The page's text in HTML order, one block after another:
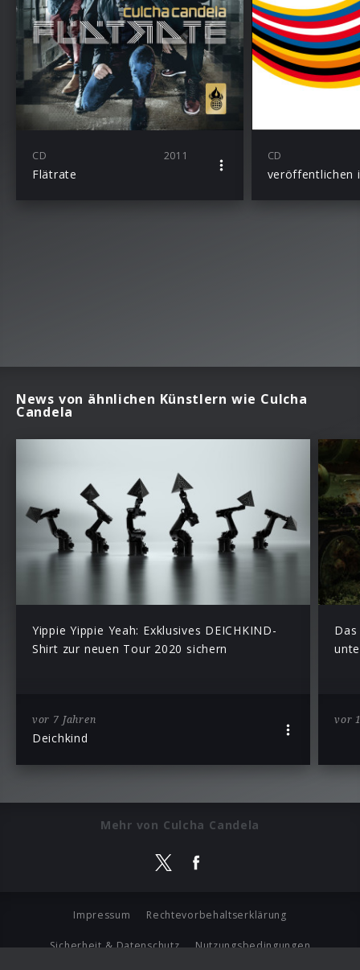
CD 2011
Flätrate
CD
News von ähnlichen Künstlern wie Culcha
Candela
Yippie Yippie Yeah: Exklusives DEICHKIND-
Shirt zur neuen Tour 2020 sichern
vor 7 Jahren
Deichkind
vor
Mehr von Culcha Candela
Impressum Rechtevorbehaltserklärung
Sicherheit & Datenschutz Nutzungsbedingungen